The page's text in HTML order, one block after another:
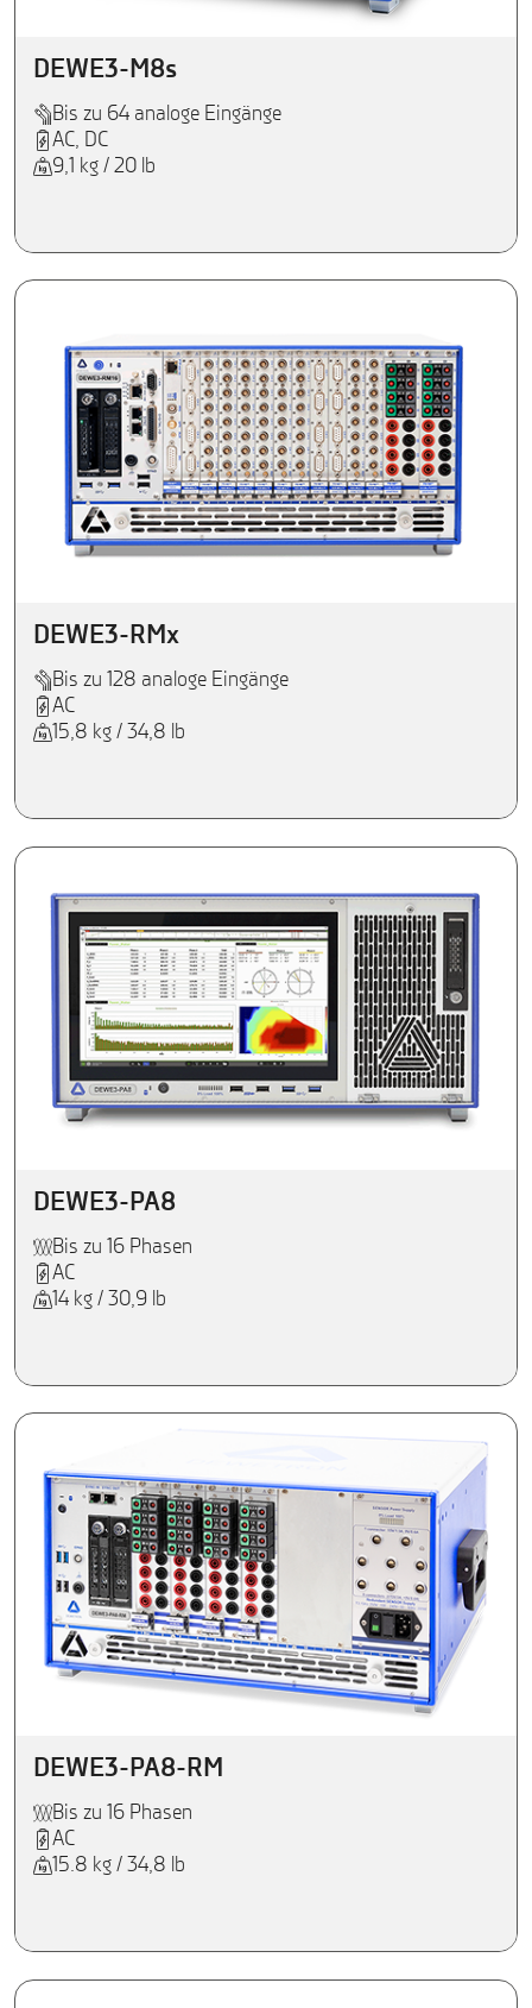
DEWE3-M8s
Bis zu 64 analoge Eingänge
AC, DC
9,1 kg / 20 lb
DEWE3-RMx
Bis zu 128 analoge Eingänge
AC
15,8 kg / 34,8 lb
DEWE3-PA8
Bis zu 16 Phasen
AC
14 kg / 30,9 lb
DEWE3-PA8-RM
Bis zu 16 Phasen
AC
15.8 kg / 34,8 lb